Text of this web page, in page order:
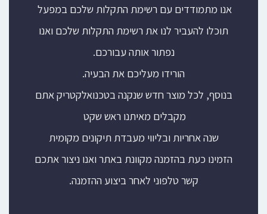
אנו מתמודדים עם רשימת התקלות שלכם במפעל
תוכלו להעביר לנו את רשימת התקלות שלכם ואנו
נפתור אותה עבורכם.
הורידו מעליכם את הבעיה.
בנוסף, לכל מוצר חדש שנקנה בטכנואלקטריק אתם
מקבלים מאיתנו ראש שקט
שנה אחריות ובליווי מעבדת תיקונים מקומית
הזמינו כעת בהזמנה מקוונת באתר ואנו ניצור אתכם
קשר טלפוני לאחר ביצוע ההזמנה.